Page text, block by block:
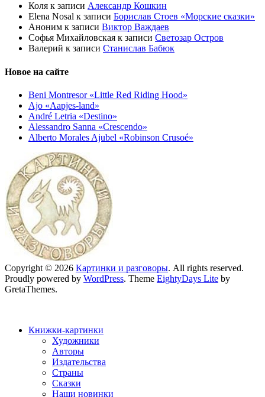
Коля к записи Александр Кошкин
Elena Nosal к записи Борислав Стоев «Морские сказки»
Аноним к записи Виктор Важдаев
Софья Михайловская к записи Светозар Остров
Валерий к записи Станислав Бабюк
Новое на сайте
Beni Montresor «Little Red Riding Hood»
Ajo «Aapjes-land»
André Letria «Destino»
Alessandro Sanna «Crescendo»
Alberto Morales Ajubel «Robinson Crusoé»
Copyright © 2026 Картинки и разговоры. All rights reserved.
Proudly powered by WordPress. Theme EightyDays Lite by
GretaThemes.
Книжки-картинки
Художники
Авторы
Издательства
Страны
Сказки
Наши новинки